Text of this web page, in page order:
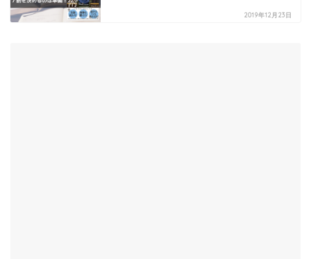
2019年12月23日